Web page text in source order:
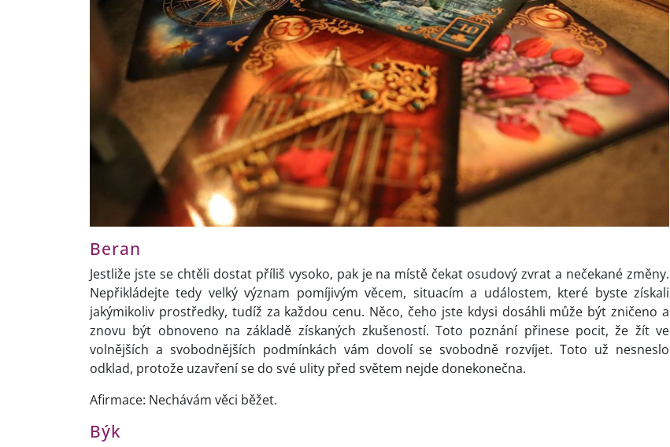
Beran
Jestliže jste se chtěli dostat příliš vysoko, pak je na místě čekat osudový zvrat a nečekané změny.
Nepřikládejte tedy velký význam pomíjivým věcem, situacím a událostem, které byste získali
jakýmikoliv prostředky, tudíž za každou cenu. Něco, čeho jste kdysi dosáhli může být zničeno a
znovu být obnoveno na základě získaných zkušeností. Toto poznání přinese pocit, že žít ve
volnějších a svobodnějších podmínkách vám dovolí se svobodně rozvíjet. Toto už nesneslo
odklad, protože uzavření se do své ulity před světem nejde donekonečna.
Afirmace: Nechávám věci běžet.
Býk